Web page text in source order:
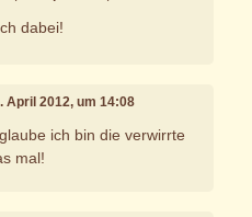
dabei!
April 2012, um 14:08
ich bin die verwirrte
mal!